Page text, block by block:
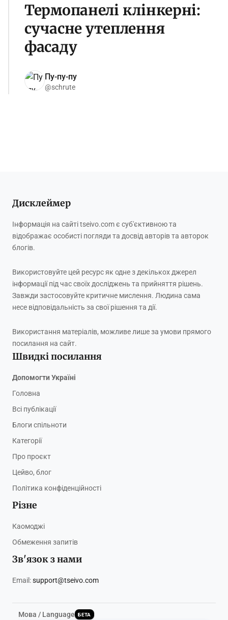
Термопанелі клінкерні:
сучасне утеплення
фасаду
Пу-пу-пу
@schrute
Дисклеймер
Інформація на сайті tseivo.com є суб'єктивною та
відображає особисті погляди та досвід авторів та авторок
блогів.
Використовуйте цей ресурс як одне з декількох джерел
інформації під час своїх досліджень та прийняття рішень.
Завжди застосовуйте критичне мислення. Людина сама
несе відповідальність за свої рішення та дії.
Використання матеріалів, можливе лише за умови прямого
посилання на сайт.
Швидкі посилання
Допомогти Україні
Головна
Всі публікації
Блоги спільноти
Категорії
Про проєкт
Цейво, блог
Політика конфіденційності
Різне
Каомоджі
Обмеження запитів
Зв'язок з нами
Email:support@tseivo.com
Мова / Language БЕТА